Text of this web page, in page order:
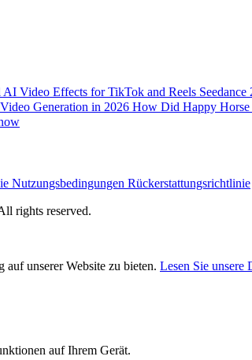
Video Effects for TikTok and Reels
Generation in 2026 How Did Happy Horse
Nutzungsbedingungen Rückerstattungsrichtlinie
rights reserved.
unserer Website zu bieten. Lesen Sie unsere
auf Ihrem Gerät.